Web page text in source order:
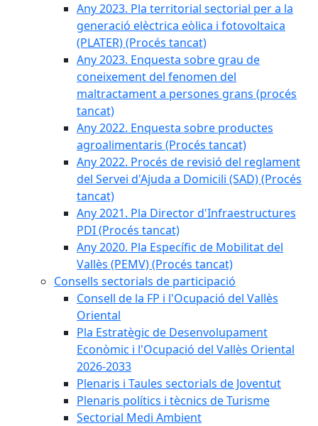
Any 2023. Pla territorial sectorial per a la
generació elèctrica eòlica i fotovoltaica
(PLATER) (Procés tancat)
Any 2023. Enquesta sobre grau de
coneixement del fenomen del
maltractament a persones grans (procés
tancat)
Any 2022. Enquesta sobre productes
agroalimentaris (Procés tancat)
Any 2022. Procés de revisió del reglament
del Servei d'Ajuda a Domicili (SAD) (Procés
tancat)
Any 2021. Pla Director d'Infraestructures
PDI (Procés tancat)
Any 2020. Pla Específic de Mobilitat del
Vallès (PEMV) (Procés tancat)
Consells sectorials de participació
Consell de la FP i l'Ocupació del Vallès
Oriental
Pla Estratègic de Desenvolupament
Econòmic i l'Ocupació del Vallès Oriental
2026-2033
Plenaris i Taules sectorials de Joventut
Plenaris polítics i tècnics de Turisme
Sectorial Medi Ambient